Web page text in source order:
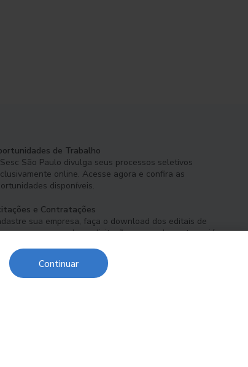
de Trabalho
São Paulo divulga seus processos seletivos
online. Acesse agora e confira as
disponíveis.
e Contratações
sua empresa, faça o download dos editais de
e acompanhe as licitações em andamento ou já
Continuar